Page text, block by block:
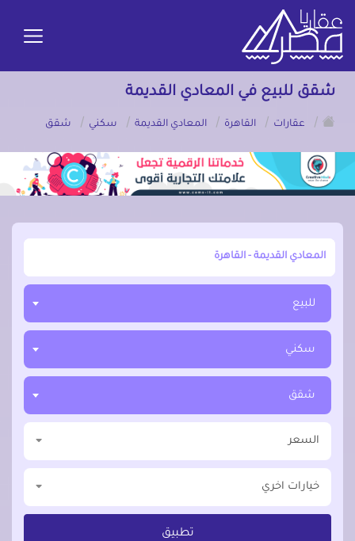
شقق للبيع في المعادي القديمة
/
عقارات / القاهرة / المعادي القديمة / سكني / شقق
أبحث عن مدينة, محافظة, حي
للبيع
سكني
شقق
السعر
خيارات اخري
تطبيق